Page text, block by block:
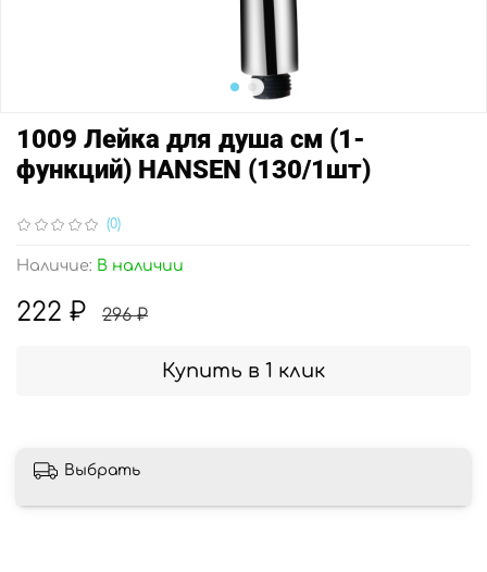
(0)
Наличие: В наличии
1009 Лейка для душа см (1-
функций) HANSEN (130/1шт)
222 ₽ 296 ₽
Купить в 1 клик
Выбрать